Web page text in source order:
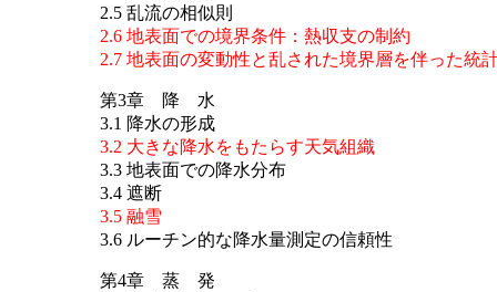
2.5 乱流の相似則
2.6 地表面での境界条件：熱収支の制約
2.7 地表面の変動性と乱された境界層を伴った統
第3章 降 水
3.1 降水の形成
3.2 大きな降水をもたらす天気組織
3.3 地表面での降水分布
3.4 遮断
3.5 融雪
3.6 ルーチン的な降水量測定の信頼性
第4章 蒸 発